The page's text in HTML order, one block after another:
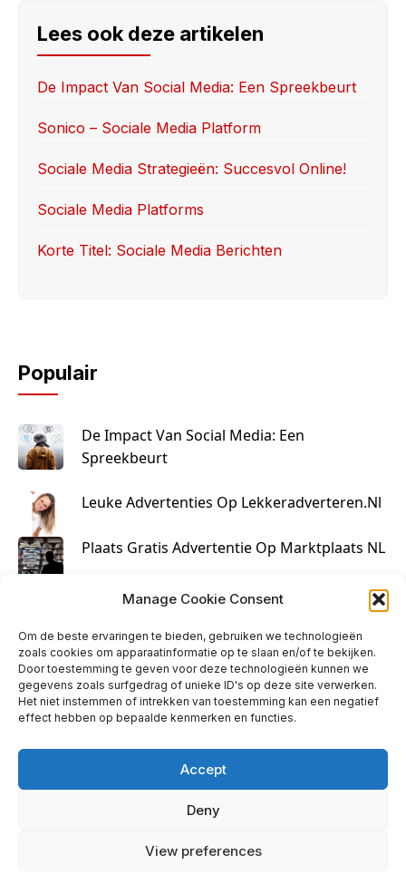
Manage Cookie Consent
Om de beste ervaringen te bieden, gebruiken we technologieën
zoals cookies om apparaatinformatie op te slaan en/of te bekijken.
Door toestemming te geven voor deze technologieën kunnen we
gegevens zoals surfgedrag of unieke ID's op deze site verwerken.
Het niet instemmen of intrekken van toestemming kan een negatief
effect hebben op bepaalde kenmerken en functies.
Accept
Deny
View preferences
e
b
o
o
o
d
o
n
e
Lees ook deze artikelen
De Impact Van Social Media: Een Spreekbeurt
Sonico – Sociale Media Platform
Sociale Media Strategieën: Succesvol Online!
Sociale Media Platforms
Korte Titel: Sociale Media Berichten
Populair
De Impact Van Social Media: Een
Spreekbeurt
Leuke Advertenties Op Lekkeradverteren.nl
Plaats Gratis Advertentie Op Marktplaats NL
Kruisbestuiving Voor Succesvolle Marketing
Contact